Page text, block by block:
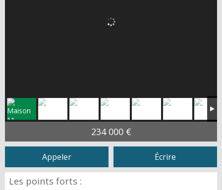
234 000 €
Appeler Écrire
Les points forts :